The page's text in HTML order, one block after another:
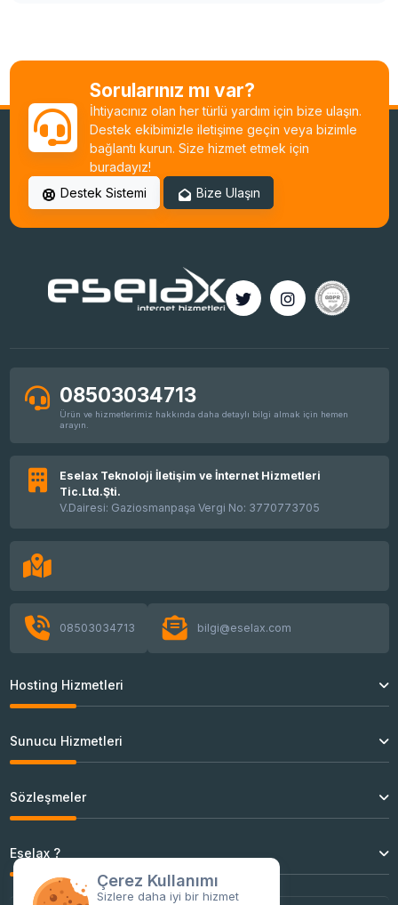
Ubuntu SSH Root Aktif Etme
Basit HestiaCP Kurulumu
AlmaLinux 8 SSH Enable - SSH Aktif Etme
Mailcow Config Dosyası Oluşturma - SSH
OpenVZ VPS ID Numarası Değiştirme
Sorularınız mı var?
İhtiyacınız olan her türlü yardım için bize ulaşın.
Destek ekibimizle iletişime geçin veya bizimle
bağlantı kurun. Size hizmet etmek için
buradayız!
Destek Sistemi
Bize Ulaşın
08503034713
Ürün ve hizmetlerimiz hakkında daha detaylı bilgi almak için hemen
arayın.
Eselax Teknoloji İletişim ve İnternet Hizmetleri
Tic.Ltd.Şti.
V.Dairesi: Gaziosmanpaşa Vergi No: 3770773705
08503034713 bilgi@eselax.com
Hosting Hizmetleri
Sunucu Hizmetleri
Sözleşmeler
Eselax ?
Çerez Kullanımı
Sizlere daha iyi bir hizmet